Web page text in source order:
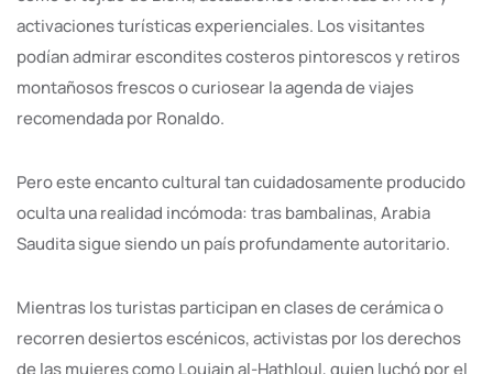
activaciones turísticas experienciales. Los visitantes
podían admirar escondites costeros pintorescos y retiros
montañosos frescos o curiosear la agenda de viajes
recomendada por Ronaldo.
Pero este encanto cultural tan cuidadosamente producido
oculta una realidad incómoda: tras bambalinas, Arabia
Saudita sigue siendo un país profundamente autoritario.
Mientras los turistas participan en clases de cerámica o
recorren desiertos escénicos, activistas por los derechos
de las mujeres como Loujain al-Hathloul, quien luchó por el